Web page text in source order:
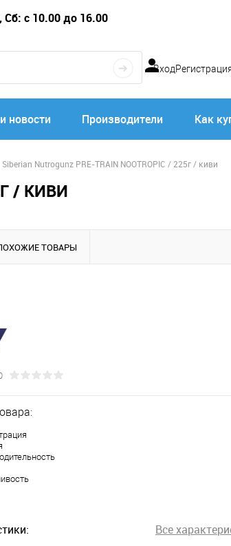
с 10.00 до 16.00
Вход
новости Производители Как
Siberian Nutrogunz PRE-TRAIN NOOTROPIC / 225г / киви
/ КИВИ
ТОВАРЫ
Все